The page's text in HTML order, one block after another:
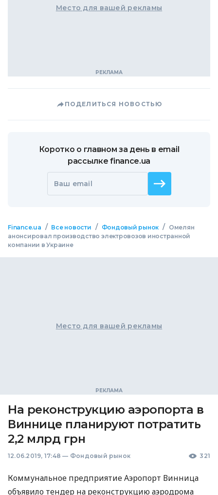
Место для вашей рекламы
ПОДЕЛИТЬСЯ НОВОСТЬЮ
Коротко о главном за день в email
рассылке finance.ua
Ваш email
Finance.ua / Все новости / Фондовый рынок /
Омелян
анонсировал производство электровозов иностранной
компании в Украине
Место для вашей рекламы
На реконструкцию аэропорта в
Виннице планируют потратить
2,2 млрд грн
12.06.2019, 17:48 — Фондовый рынок 321
Коммунальное предприятие Аэропорт Винница
объявило тендер на реконструкцию аэродрома